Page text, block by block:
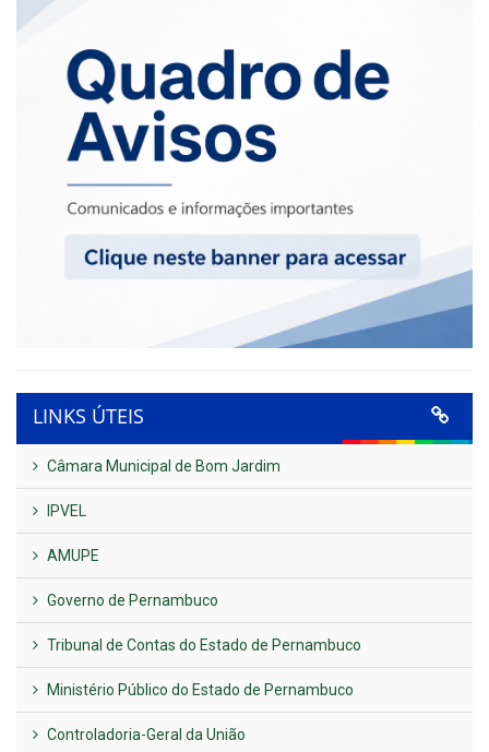
LINKS ÚTEIS
Câmara Municipal de Bom Jardim
IPVEL
AMUPE
Governo de Pernambuco
Tribunal de Contas do Estado de Pernambuco
Ministério Público do Estado de Pernambuco
Controladoria-Geral da União